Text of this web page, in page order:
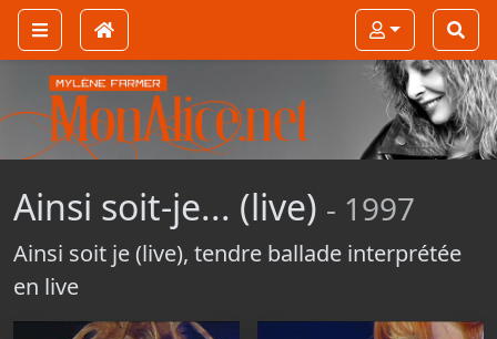
Ainsi soit-je... (live) - 1997
Ainsi soit je (live), tendre ballade interprétée
en live